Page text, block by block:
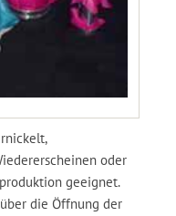
oder
geeignet.
die Öffnung der